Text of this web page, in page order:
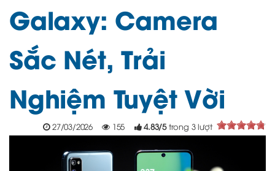
Galaxy: Camera
Sắc Nét, Trải
Nghiệm Tuyệt Vời
27/03/2026 155 4.83/5 trong 3lượt